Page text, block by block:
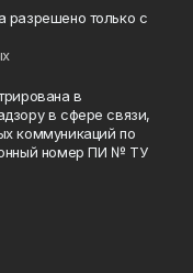
разрешено только с
в
в сфере связи,
коммуникаций по
номер ПИ № ТУ